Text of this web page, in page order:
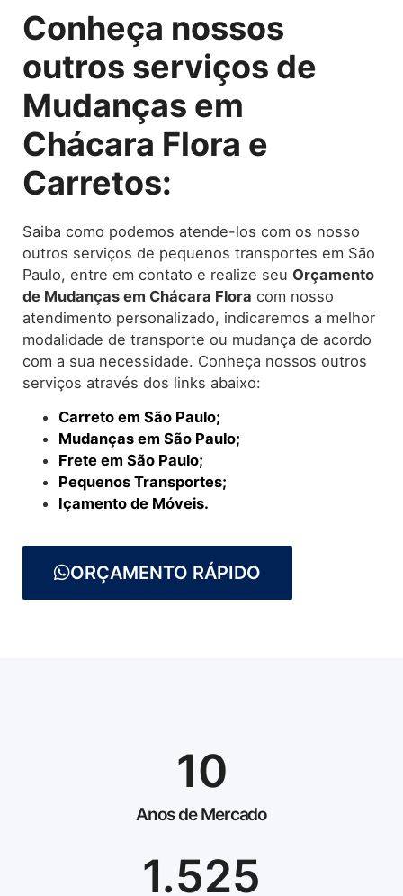
Conheça nossos
outros serviços de
Mudanças em
Chácara Flora e
Carretos:
Saiba como podemos atende-los com os nosso
outros serviços de pequenos transportes em São
Paulo, entre em contato e realize seu Orçamento
de Mudanças em Chácara Flora com nosso
atendimento personalizado, indicaremos a melhor
modalidade de transporte ou mudança de acordo
com a sua necessidade. Conheça nossos outros
serviços através dos links abaixo:
Carreto em São Paulo;
Mudanças em São Paulo;
Frete em São Paulo;
Pequenos Transportes;
Içamento de Móveis.
ORÇAMENTO RÁPIDO
Anos de Mercado
10
1.525